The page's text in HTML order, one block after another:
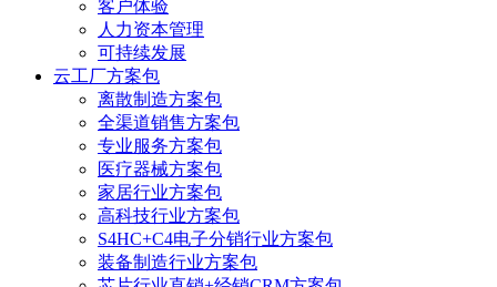
客户体验
人力资本管理
可持续发展
云工厂方案包
离散制造方案包
全渠道销售方案包
专业服务方案包
医疗器械方案包
家居行业方案包
高科技行业方案包
S4HC+C4电子分销行业方案包
装备制造行业方案包